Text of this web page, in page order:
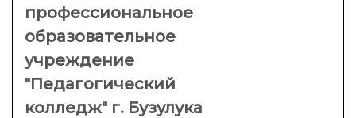
профессиональное
образовательное
учреждение
"Педагогический
колледж" г. Бузулука